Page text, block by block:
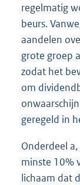
regelmatig
beurs.
aandelen
grote groep
zodat het
om
geregeld in
Onderdeel
minste 10%
lichaam dat